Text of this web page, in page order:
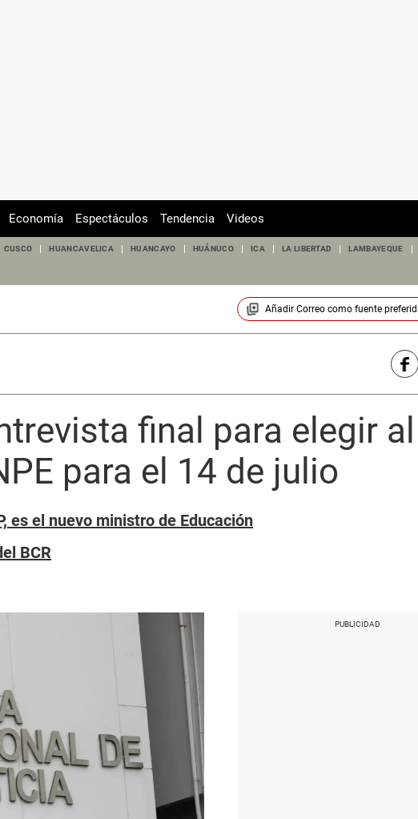
Economía Espectáculos Tendencia Videos
CUSCO HUANCAVELICA HUANCAYO HUÁNUCO ICA LA LIBERTAD LAMBAYEQUE
Añadir Correocomo fuente
final para elegir al
para el 14 de julio
es el nuevo ministro de Educación
BCR